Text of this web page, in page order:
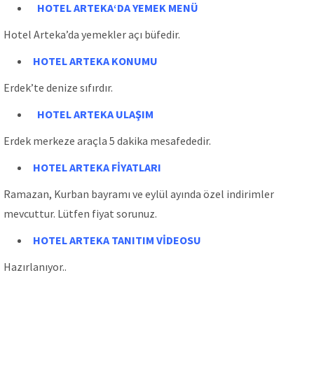
HOTEL ARTEKA‘DAYEMEK MENÜ
Hotel Arteka’da yemekler açı büfedir.
HOTEL ARTEKA KONUMU
Erdek’te denize sıfırdır.
HOTEL ARTEKA ULAŞIM
Erdek merkeze araçla 5 dakika mesafededir.
HOTEL ARTEKA FİYATLARI
Ramazan, Kurban bayramı ve eylül ayında özel indirimler
mevcuttur. Lütfen fiyat sorunuz.
HOTEL ARTEKA TANITIM VİDEOSU
Hazırlanıyor..